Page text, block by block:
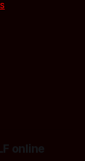
online